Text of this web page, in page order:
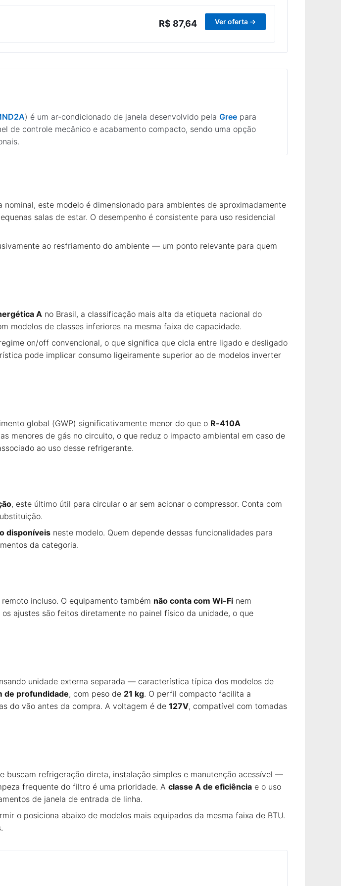
R$ 87,64 Ver oferta →
) é um ar-condicionado de janela desenvolvido pela Gree para
de controle mecânico e acabamento compacto, sendo uma opção
nominal, este modelo é dimensionado para ambientes de aproximadamente
salas de estar. O desempenho é consistente para uso residencial
ao resfriamento do ambiente — um ponto relevante para quem
A no Brasil, a classificação mais alta da etiqueta nacional do
modelos de classes inferiores na mesma faixa de capacidade.
on/off convencional, o que significa que cicla entre ligado e desligado
pode implicar consumo ligeiramente superior ao de modelos inverter
global (GWP) significativamente menor do que o R-410A
menores de gás no circuito, o que reduz o impacto ambiental em caso de
ao uso desse refrigerante.
, este último útil para circular o ar sem acionar o compressor. Conta com
disponíveis neste modelo. Quem depende dessas funcionalidades para
da categoria.
incluso. O equipamento também não conta com Wi-Fi nem
ajustes são feitos diretamente no painel físico da unidade, o que
unidade externa separada — característica típica dos modelos de
de profundidade, com peso de 21 kg. O perfil compacto facilita a
do vão antes da compra. A voltagem é de 127V, compatível com tomadas
buscam refrigeração direta, instalação simples e manutenção acessível —
frequente do filtro é uma prioridade. A classe A de eficiência e o uso
de janela de entrada de linha.
o posiciona abaixo de modelos mais equipados da mesma faixa de BTU.